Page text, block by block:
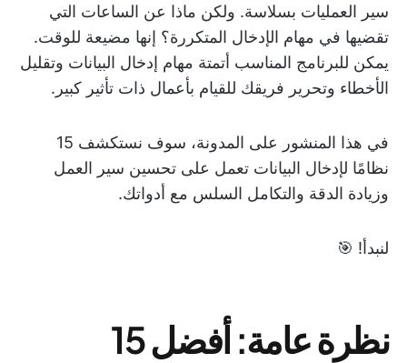
سير العمليات بسلاسة. ولكن ماذا عن الساعات التي
تقضيها في مهام الإدخال المتكررة؟ إنها مضيعة للوقت.
يمكن للبرنامج المناسب أتمتة مهام إدخال البيانات وتقليل
الأخطاء وتحرير فريقك للقيام بأعمال ذات تأثير كبير.
في هذا المنشور على المدونة، سوف نستكشف 15
نظامًا لإدخال البيانات تعمل على تحسين سير العمل
وزيادة الدقة والتكامل السلس مع أدواتك.
لنبدأ! 🎯
نظرة عامة: أفضل 15